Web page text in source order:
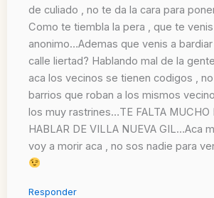
de culiado , no te da la cara para
Como te tiembla la pera , que te
anonimo…Ademas que venis a bardiar
calle liertad? Hablando mal de la
aca los vecinos se tienen codigos ,
barrios que roban a los mismos
los muy rastrines…TE FALTA MUCHO
HABLAR DE VILLA NUEVA GIL…Aca
voy a morir aca , no sos nadie para
Responder